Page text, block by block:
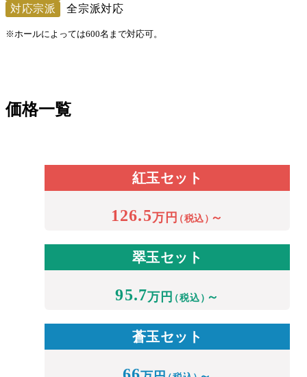
対応宗派
全宗派対応
※ホールによっては600名まで対応可。
価格一覧
紅玉セット
126.5万円（税込）～
翠玉セット
95.7万円（税込）～
蒼玉セット